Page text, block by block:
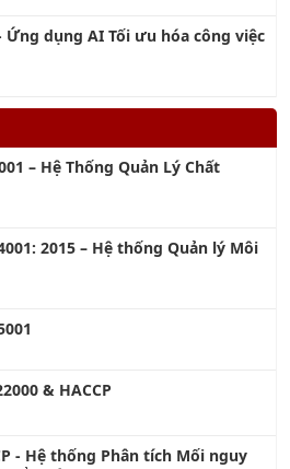
Ứng dụng AI Tối ưu hóa công việc
– Hệ Thống Quản Lý Chất
2015 – Hệ thống Quản lý Môi
& HACCP
- Hệ thống Phân tích Mối nguy